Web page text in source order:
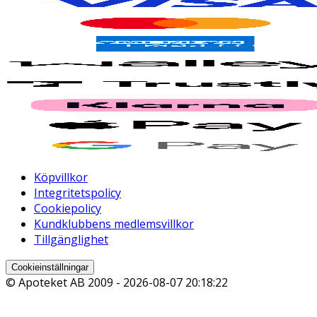
Köpvillkor
Integritetspolicy
Cookiepolicy
Kundklubbens medlemsvillkor
Tillgänglighet
Cookieinställningar
© Apoteket AB 2009 - 2026-08-07 20:18:22